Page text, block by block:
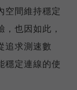
空間維持穩定
也因如此，
追求測速數
穩定連線的使